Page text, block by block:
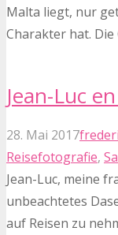
Malta liegt, nur
Charakter hat.
Jean-Luc
28. Mai 2017
Reisefotografie,
Jean-Luc, meine
unbeachtetes
auf Reisen zu